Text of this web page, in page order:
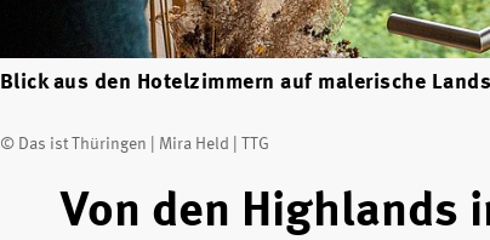
Blick aus den Hotelzimmern auf malerische
© Das ist Thüringen | Mira Held | TTG
Von den Highlands